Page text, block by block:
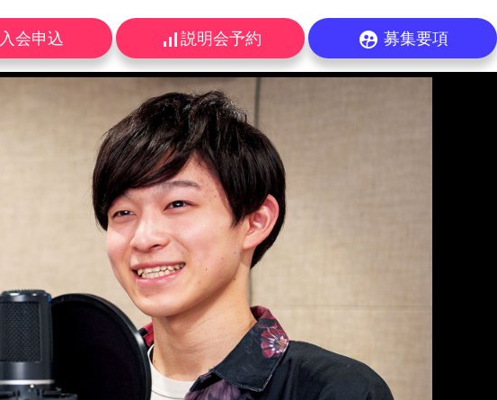
入会申込 signal_cellular_alt 説明会予約 supervised_user_circle 募集要項